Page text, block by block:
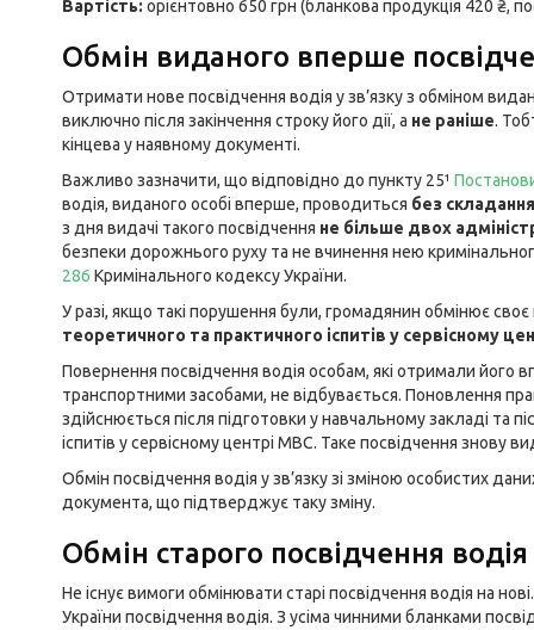
Вартість: орієнтовно 650 грн (бланкова продукція 420 ₴,
Обмін виданого вперше
Отримати нове посвідчення водія у зв’язку з обміном
виключно після закінчення строку його дії, а не раніше.
кінцева у наявному документі.
Важливо зазначити, що відповідно до пункту 25¹
водія, виданого особі вперше, проводиться без складання
з дня видачі такого посвідчення не більше двох
безпеки дорожнього руху та не вчинення нею
286 Кримінального кодексу України.
У разі, якщо такі порушення були, громадянин обмінює
теоретичного та практичного іспитів у сервісному
Повернення посвідчення водія особам, які отримали його
транспортними засобами, не відбувається. Поновлення
здійснюється після підготовки у навчальному закладі та
іспитів у сервісному центрі МВС. Таке посвідчення знову
Обмін посвідчення водія у зв’язку зі зміною особистих
документа, що підтверджує таку зміну.
Обмін старого посвідчення
Не існує вимоги обмінювати старі посвідчення водія на
України посвідчення водія. З усіма чинними бланками